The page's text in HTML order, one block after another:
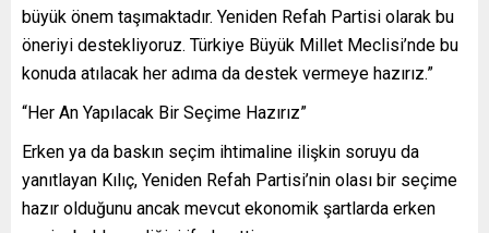
büyük önem taşımaktadır. Yeniden Refah Partisi olarak bu
öneriyi destekliyoruz. Türkiye Büyük Millet Meclisi’nde bu
konuda atılacak her adıma da destek vermeye hazırız.”
“Her An Yapılacak Bir Seçime Hazırız”
Erken ya da baskın seçim ihtimaline ilişkin soruyu da
yanıtlayan Kılıç, Yeniden Refah Partisi’nin olası bir seçime
hazır olduğunu ancak mevcut ekonomik şartlarda erken